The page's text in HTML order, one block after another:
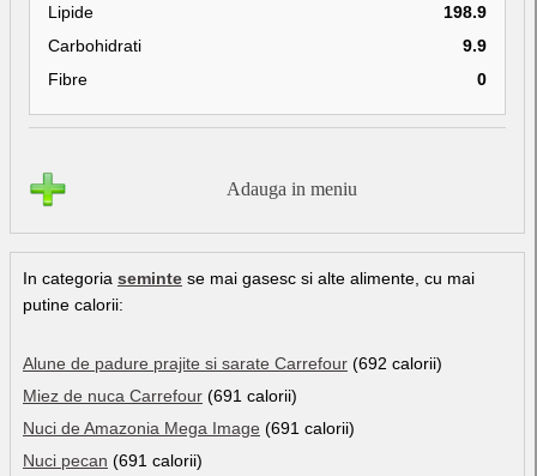
Lipide
198.9
Carbohidrati
9.9
Fibre
0
Adauga in meniu
In categoria seminte se mai gasesc si alte alimente, cu mai
putine calorii:
Alune de padure prajite si sarate Carrefour (692 calorii)
Miez de nuca Carrefour (691 calorii)
Nuci de Amazonia Mega Image (691 calorii)
Nuci pecan (691 calorii)